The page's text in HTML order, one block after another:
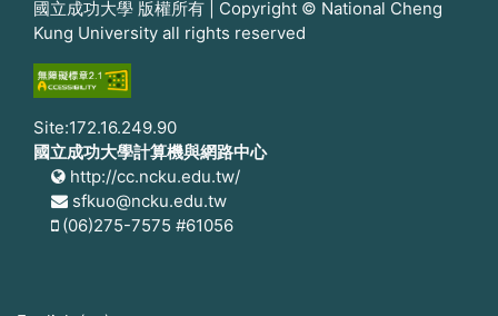
國立成功大學 版權所有 | Copyright © National Cheng
Kung University all rights reserved
Site:172.16.249.90
國立成功大學計算機與網路中心
http://cc.ncku.edu.tw/
sfkuo@ncku.edu.tw
(06)275-7575 #61056